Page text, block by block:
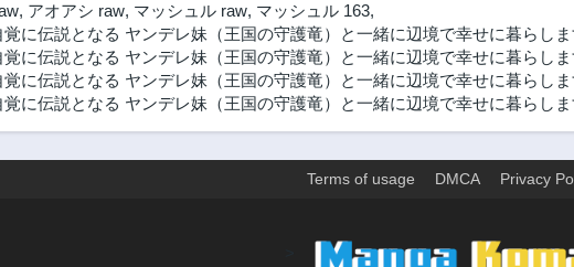
, アオアシ raw, マッシュル raw, マッシュル 163,
に伝説となる ヤンデレ妹（王国の守護竜）と一緒に辺境で幸せに暮らし
に伝説となる ヤンデレ妹（王国の守護竜）と一緒に辺境で幸せに暮らし
に伝説となる ヤンデレ妹（王国の守護竜）と一緒に辺境で幸せに暮らし
に伝説となる ヤンデレ妹（王国の守護竜）と一緒に辺境で幸せに暮らし
Terms of usage DMCA Privacy